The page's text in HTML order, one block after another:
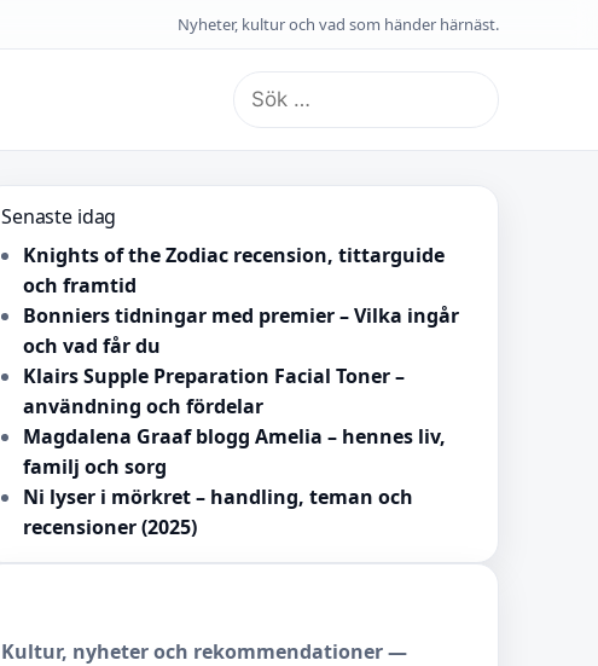
Nyheter, kultur och vad som händer härnäst.
Sök
efter:
Senaste idag
Knights of the Zodiac recension, tittarguide
och framtid
Bonniers tidningar med premier – Vilka ingår
och vad får du
Klairs Supple Preparation Facial Toner –
användning och fördelar
Magdalena Graaf blogg Amelia – hennes liv,
familj och sorg
Ni lyser i mörkret – handling, teman och
recensioner (2025)
Kultur, nyheter och rekommendationer —